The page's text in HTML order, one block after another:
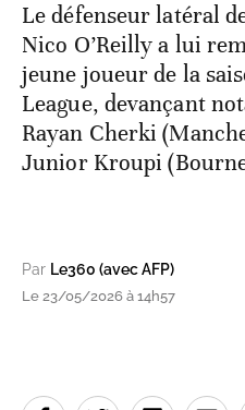
Le défenseur latéral
Nico O’Reilly a lui
jeune joueur de la
League, devançant
Rayan Cherki
Junior Kroupi
Par Le360 (avec AFP)
Le 23/05/2026 à 14h57